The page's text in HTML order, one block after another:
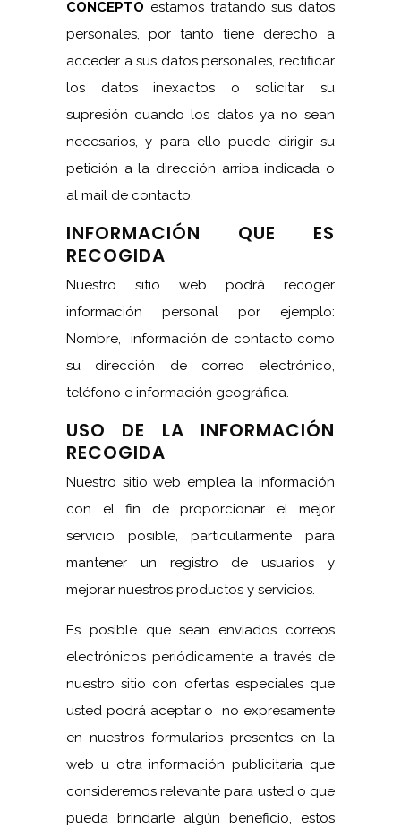
CONCEPTO estamos tratando sus datos
personales, por tanto tiene derecho a
acceder a sus datos personales, rectificar
los datos inexactos o solicitar su
supresión cuando los datos ya no sean
necesarios, y para ello puede dirigir su
petición a la dirección arriba indicada o
al mail de contacto.
INFORMACIÓN QUE ES
RECOGIDA
Nuestro sitio web podrá recoger
información personal por ejemplo:
Nombre, información de contacto como
su dirección de correo electrónico,
teléfono e información geográfica.
USO DE LA INFORMACIÓN
RECOGIDA
Nuestro sitio web emplea la información
con el fin de proporcionar el mejor
servicio posible, particularmente para
mantener un registro de usuarios y
mejorar nuestros productos y servicios.
Es posible que sean enviados correos
electrónicos periódicamente a través de
nuestro sitio con ofertas especiales que
usted podrá aceptar o no expresamente
en nuestros formularios presentes en la
web u otra información publicitaria que
consideremos relevante para usted o que
pueda brindarle algún beneficio, estos